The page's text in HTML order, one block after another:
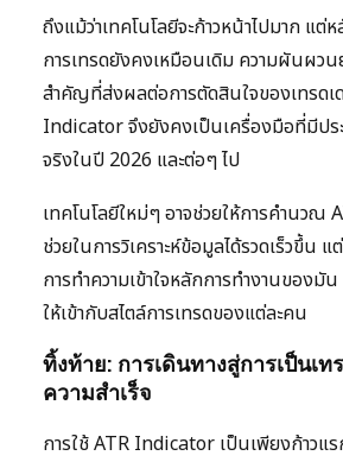
ถึงแม้ว่าเทคโนโลยีจะก้าวหน้าไปมาก แ
การเทรดยังคงเหมือนเดิม ความผันผว
สำคัญที่ส่งผลต่อการตัดสินใจของเทรด
Indicator จึงยังคงเป็นเครื่องมือที่มีประ
จริงในปี 2026 และต่อๆ ไป
เทคโนโลยีใหม่ๆ อาจช่วยให้การคำนวณ
ช่วยในการวิเคราะห์ข้อมูลได้รวดเร็วขึ้น
การทำความเข้าใจหลักการทำงานของมั
ให้เข้ากับสไตล์การเทรดของแต่ละคน
ทิ้งท้าย: การเดินทางสู่การเป็นเท
ความสำเร็จ
การใช้ ATR Indicator เป็นเพียงก้าวแ